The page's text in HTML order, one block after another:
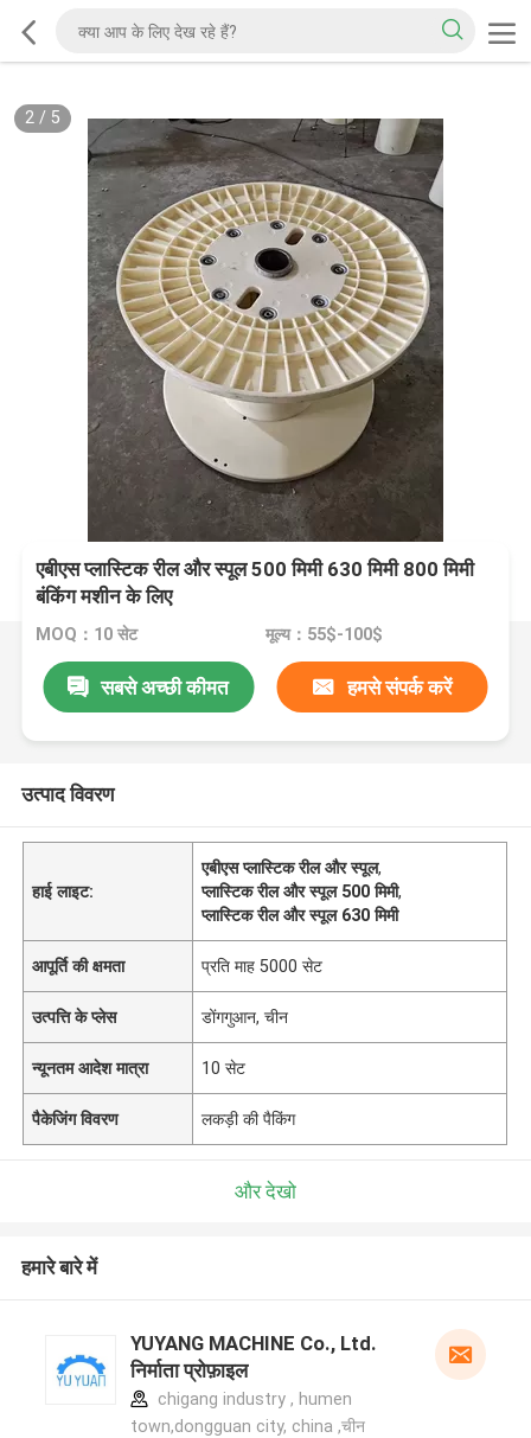
2/ 5
एबीएस प्लास्टिक रील और स्पूल 500 मिमी 630 मिमी 800 मिमी
बंकिंग मशीन के लिए
MOQ：10 सेट मूल्य：55$-100$
सबसे अच्छी कीमत हमसे संपर्क करें
उत्पाद विवरण
हाई लाइट:
एबीएस प्लास्टिक रील और स्पूल,
प्लास्टिक रील और स्पूल 500 मिमी,
प्लास्टिक रील और स्पूल 630 मिमी
आपूर्ति की क्षमता प्रति माह 5000 सेट
उत्पत्ति के प्लेस डोंगगुआन, चीन
न्यूनतम आदेश मात्रा 10 सेट
पैकेजिंग विवरण लकड़ी की पैकिंग
और देखो
हमारे बारे में
YUYANG MACHINE Co., Ltd.
निर्माता प्रोफ़ाइल
chigang industry , humen
town,dongguan city, china ,चीन